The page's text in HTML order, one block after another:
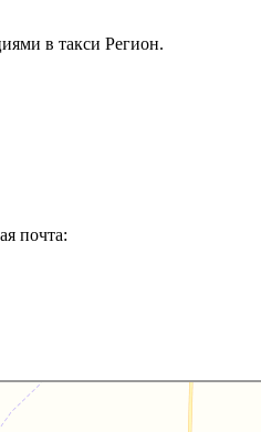
в такси Регион.
почта: